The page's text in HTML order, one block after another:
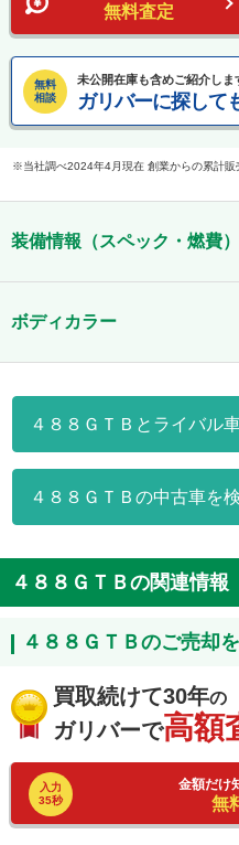
無料査定
無料
相談
未公開在庫も含めご紹介しま
ガリバーに探して
当社調べ2024年4月現在 創業からの累計販
装備情報（スペック・燃費）
ボディカラー
４８８ＧＴＢとライバル
４８８ＧＴＢの中古車を
４８８ＧＴＢの関連情報
４８８ＧＴＢのご売却
買取続けて30年の
ガリバーで高額
入力
35秒
金額だけ
無